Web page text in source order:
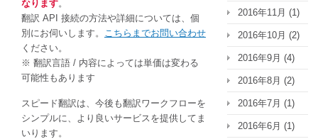
なります。
翻訳 API 接続の方法や詳細については、個
別にお伺いします。
こちらまでお問い合わせ
ください。
※ 翻訳言語 / 内容によっては単価は変わる
可能性もあります
スピード翻訳は、今後も翻訳ワークフローを
シンプルに、より良いサービスを提供してま
いります。
2016年11月 (1)
2016年10月 (2)
2016年9月 (4)
2016年8月 (2)
2016年7月 (1)
2016年6月 (1)